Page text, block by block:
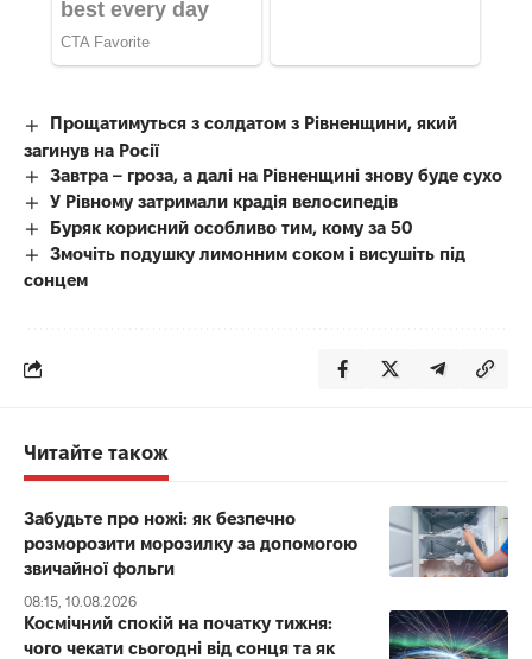
Прощатимуться з солдатом з Рівненщини, який
загинув на Росії
Завтра – гроза, а далі на Рівненщині знову буде сухо
У Рівному затримали крадія велосипедів
Буряк корисний особливо тим, кому за 50
Змочіть подушку лимонним соком і висушіть під
сонцем
Читайте також
Забудьте про ножі: як безпечно
розморозити морозилку за допомогою
звичайної фольги
08:15, 10.08.2026
Космічний спокій на початку тижня:
чого чекати сьогодні від сонця та як